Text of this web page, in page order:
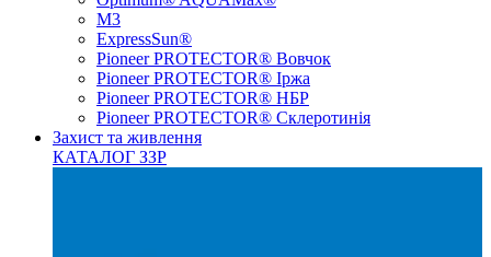
М3
ExpressSun®
Pioneer PROTECTOR® Вовчок
Pioneer PROTECTOR® Іржа
Pioneer PROTECTOR® НБР
Pioneer PROTECTOR® Склеротинія
Захист та живлення
КАТАЛОГ ЗЗР